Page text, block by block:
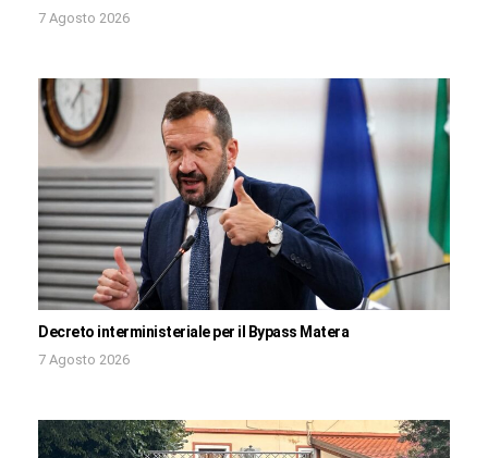
7 Agosto 2026
Decreto interministeriale per il Bypass Matera
7 Agosto 2026